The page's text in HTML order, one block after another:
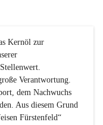
Kernöl zur
Verantwortung.
dem Nachwuchs
Aus diesem Grund
Fürstenfeld“